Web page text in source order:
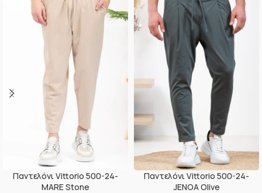
Παντελόνι Vittorio 500-24-
MARE Stone
Παντελόνι Vittorio 500-24-
JENOA Olive